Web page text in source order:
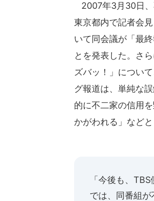
2007年3月30日、
東京都内で記者会
いて同会議が「最
とを発表した。さ
ズバッ！」につい
グ報道は、単純な
的に不二家の信用
かがわれる」などと
「今後も、
では、同番組